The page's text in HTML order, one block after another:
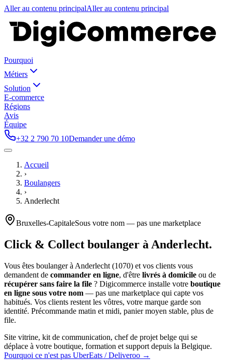
Aller au contenu principalAller au contenu principal
Pourquoi
Métiers
Solution
E-commerce
Régions
Avis
Équipe
+32 2 790 70 10Demander une démo
Accueil
›
Boulangers
›
Anderlecht
Bruxelles-CapitaleSous votre nom — pas une marketplace
Click & Collect boulanger à Anderlecht.
Vous êtes boulangerà Anderlecht (1070) et vos clients vous
demandent de commander en ligne, d'être livrés à domicile ou de
récupérer sans faire la file ? Digicommerce installe votre boutique
en ligne sous votre nom — pas une marketplace qui capte vos
habitués. Vos clients restent les vôtres, votre marque garde son
identité. Précommande matin et midi, panier moyen stable, plus de
file.
Site vitrine, kit de communication, chef de projet belge qui se
déplace à votre boutique, formation et support depuis la Belgique.
Pourquoi ce n'est pas UberEats / Deliveroo →